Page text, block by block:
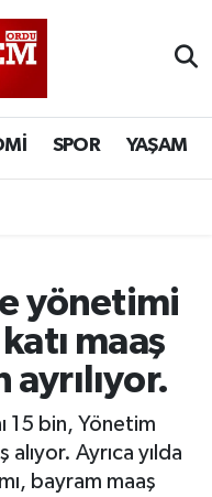
SPOR YAŞAM
yönetimi
maaş
15 bin, Yönetim
Ayrıca yılda
bayram maaş
Fikstür